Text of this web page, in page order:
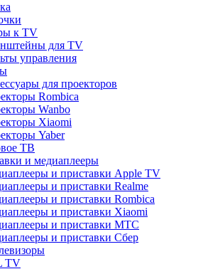
к TV
для TV
управления
для проекторов
Rombica
Wanbo
Xiaomi
Yaber
ТВ
и медиаплееры
и приставки Apple TV
и приставки Realme
и приставки Rombica
и приставки Xiaomi
и приставки МТС
и приставки Сбер
TV